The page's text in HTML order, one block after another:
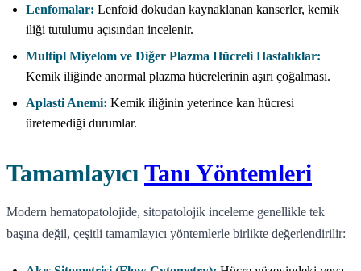
Lenfomalar: Lenfoid dokudan kaynaklanan kanserler, kemik
iliği tutulumu açısından incelenir.
Multipl Miyelom ve Diğer Plazma Hücreli Hastalıklar:
Kemik iliğinde anormal plazma hücrelerinin aşırı çoğalması.
Aplasti Anemi: Kemik iliğinin yeterince kan hücresi
üretemediği durumlar.
Tamamlayıcı Tanı Yöntemleri
Modern hematopatolojide, sitopatolojik inceleme genellikle tek
başına değil, çeşitli tamamlayıcı yöntemlerle birlikte değerlendirilir: